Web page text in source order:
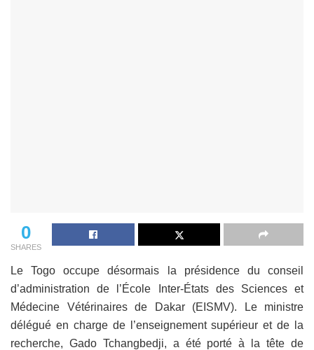
0
SHARES
Le Togo occupe désormais la présidence du conseil
d’administration de l’École Inter-États des Sciences et
Médecine Vétérinaires de Dakar (EISMV). Le ministre
délégué en charge de l’enseignement supérieur et de la
recherche, Gado Tchangbedji, a été porté à la tête de